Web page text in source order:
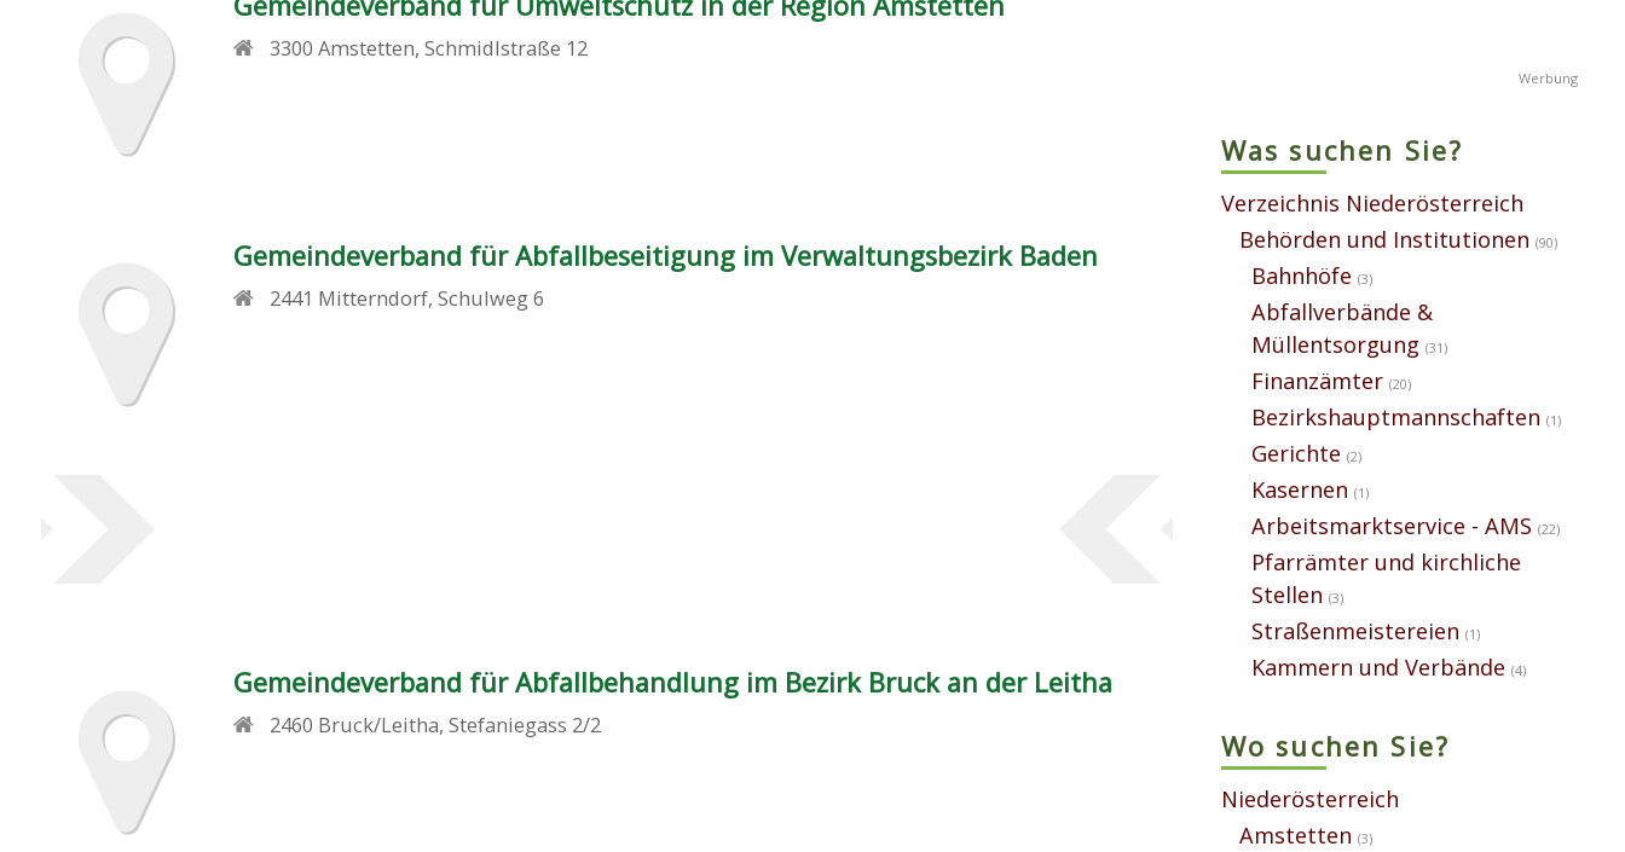
3300 Amstetten,Schmidlstraße 12
Gemeindeverband für Abfallbeseitigung im Verwaltungsbezirk Baden
2441 Mitterndorf,Schulweg 6
Gemeindeverband für Abfallbehandlung im Bezirk Bruck an der Leitha
2460 Bruck/Leitha,Stefaniegass 2/2
Was suchen Sie?
Verzeichnis Niederösterreich
Behörden und Institutionen (90)
Bahnhöfe (3)
Abfallverbände &
Müllentsorgung (31)
Finanzämter (20)
Bezirkshauptmannschaften (1)
Gerichte (2)
Kasernen (1)
Arbeitsmarktservice - AMS (22)
Pfarrämter und kirchliche
Stellen (3)
Straßenmeistereien (1)
Kammern und Verbände (4)
Wo suchen Sie?
Niederösterreich
Amstetten (3)